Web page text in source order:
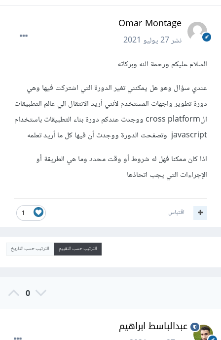
Omar Montage
نشر27 يوليو 2021
السلام عليكم ورحمة الله وبركاته
عندي سؤال وهو هل يمكنني تغير الدورة التي اشتركت فيها وهي
دورة تطوير واجهات المستخدم لأنني أريد الانتقال الي عالم التطبيقات
الcross platform ووجدت عندكم دورة بناء التطبيقات باستخدام
javascript وتصفحت الدورة ووجدت أن فيها كل ما أريد تعلمه
اذا كان ممكنا فهل له شروط أو وقت محدد وما هي الطريقة أو
الإجراءات التي يجب اتحاذها
1 اقتباس
الترتيب حسب التقييم الترتيب حسب التاريخ
0
عبدالباسط ابراهيم